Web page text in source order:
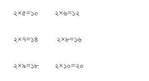
২×৫=১০ ২×৬=১২
২×৭=১৪ ২×৮=১৬
২×৯=১৮ ২×১০=২০